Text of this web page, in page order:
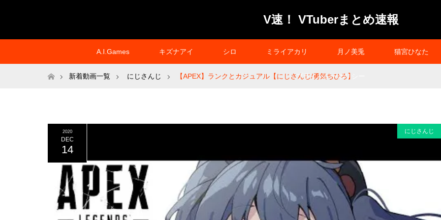
V速！ VTuberまとめ速報
A.I.Games キズナアイ シロ ミライアカリ 月ノ美兎 猫宮ひなた
プライバシーポリシー
ホーム新着動画一覧 にじさんじ 【APEX】ランクとカジュアル【にじさんじ/勇気ちひろ】
2020
DEC
14
にじさんじ